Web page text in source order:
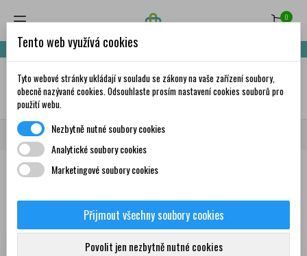
0
Nakupte za 999,- Kč a získáte dopravu zdarma!
✦AI
Domů Zdravá výživa Čaje Speciální směsi
Produkty
Seřadit podle: První nové produkty
Zobrazení 1-12 z 129
položek
Tento web využívá cookies
Tyto webové stránky ukládají v souladu se zákony na vaše zařízení soubory,
obecně nazývané cookies. Odsouhlaste prosím nastavení cookies souborů pro
použití webu.
Nezbytně nutné soubory cookies
Analytické soubory cookies
Marketingové soubory cookies
Přijmout všechny soubory cookies
Povolit jen nezbytně nutné cookies